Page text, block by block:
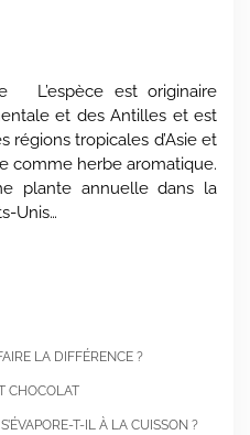
L’espèce est originaire
et des Antilles et est
régions tropicales d’Asie et
comme herbe aromatique.
plante annuelle dans la
Unis…
LA DIFFÉRENCE ?
CHOCOLAT
T-IL À LA CUISSON ?